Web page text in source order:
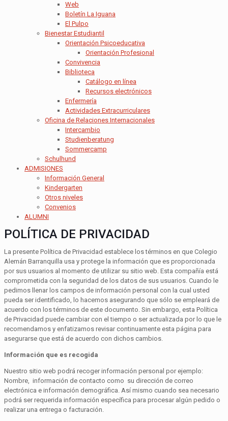
Web
Boletín La Iguana
El Pulpo
Bienestar Estudiantil
Orientación Psicoeducativa
Orientación Profesional
Convivencia
Biblioteca
Catálogo en línea
Recursos electrónicos
Enfermería
Actividades Extracurriculares
Oficina de Relaciones Internacionales
Intercambio
Studienberatung
Sommercamp
Schulhund
ADMISIONES
Información General
Kindergarten
Otros niveles
Convenios
ALUMNI
POLÍTICA DE PRIVACIDAD
La presente Política de Privacidad establece los términos en que Colegio
Alemán Barranquilla usa y protege la información que es proporcionada
por sus usuarios al momento de utilizar su sitio web. Esta compañía está
comprometida con la seguridad de los datos de sus usuarios. Cuando le
pedimos llenar los campos de información personal con la cual usted
pueda ser identificado, lo hacemos asegurando que sólo se empleará de
acuerdo con los términos de este documento. Sin embargo, esta Política
de Privacidad puede cambiar con el tiempo o ser actualizada por lo que le
recomendamos y enfatizamos revisar continuamente esta página para
asegurarse que está de acuerdo con dichos cambios.
Información que es recogida
Nuestro sitio web podrá recoger información personal por ejemplo:
Nombre, información de contacto como su dirección de correo
electrónica e información demográfica. Así mismo cuando sea necesario
podrá ser requerida información específica para procesar algún pedido o
realizar una entrega o facturación.